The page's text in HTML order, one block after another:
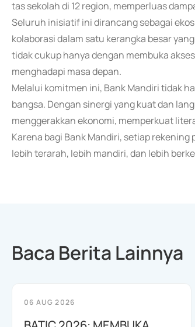
tas sekolah di 12 region, memperluas
Seluruh inisiatif ini dirancang sebagai
kolaborasi dalam satu kerangka besar
tidak cukup hanya dengan membuka
menghadapi masa depan.
Melalui komitmen ini, Bank Mandiri tidak
bangsa. Dengan sinergi yang kuat dan
menggerakkan ekonomi, memperkuat
Karena bagi Bank Mandiri, setiap
lebih terarah, lebih mandiri, dan lebih
Baca Berita Lainnya
06 AUG 2026